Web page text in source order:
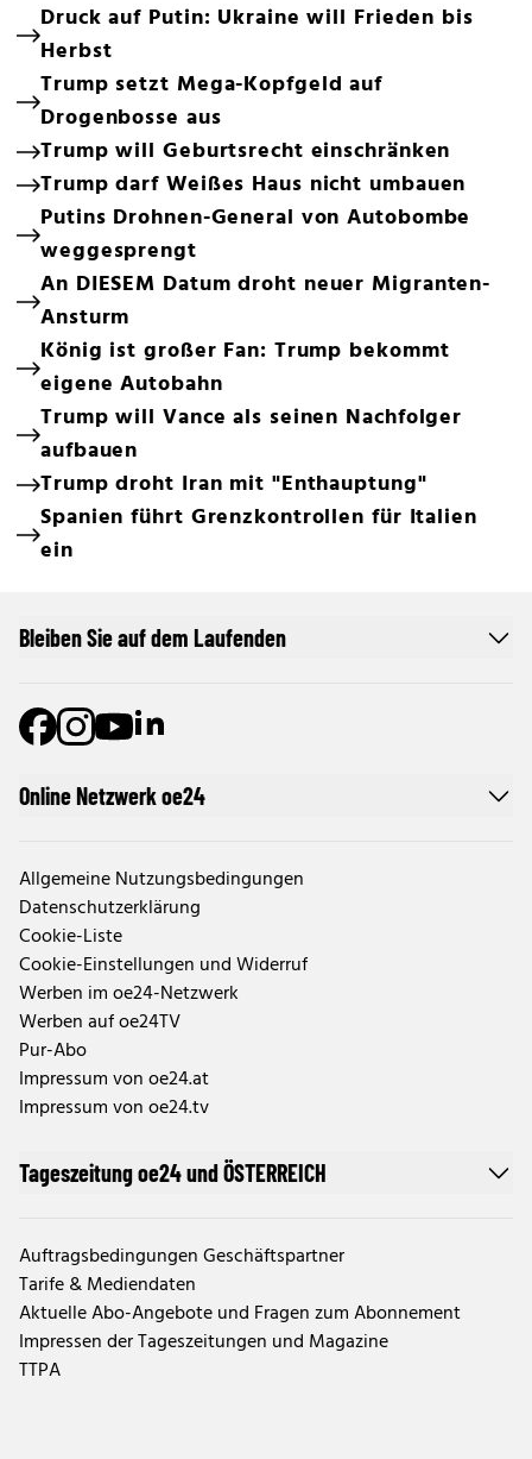
Druck auf Putin: Ukraine will Frieden bis
Herbst
Trump setzt Mega-Kopfgeld auf
Drogenbosse aus
Trump will Geburtsrecht einschränken
Trump darf Weißes Haus nicht umbauen
Putins Drohnen-General von Autobombe
weggesprengt
An DIESEM Datum droht neuer Migranten-
Ansturm
König ist großer Fan: Trump bekommt
eigene Autobahn
Trump will Vance als seinen Nachfolger
aufbauen
Trump droht Iran mit "Enthauptung"
Spanien führt Grenzkontrollen für Italien
ein
Online Netzwerk oe24
Allgemeine Nutzungsbedingungen
Datenschutzerklärung
Cookie-Liste
Cookie-Einstellungen und Widerruf
Werben im oe24-Netzwerk
Werben auf oe24TV
Pur-Abo
Impressum von oe24.at
Impressum von oe24.tv
Tageszeitung oe24 und ÖSTERREICH
Auftragsbedingungen Geschäftspartner
Tarife & Mediendaten
Aktuelle Abo-Angebote und Fragen zum Abonnement
Impressen der Tageszeitungen und Magazine
TTPA
Bleiben Sie auf dem Laufenden